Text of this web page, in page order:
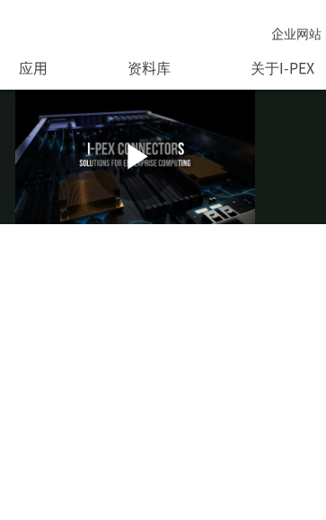
企业网站
应用 资料库 关于I-PEX